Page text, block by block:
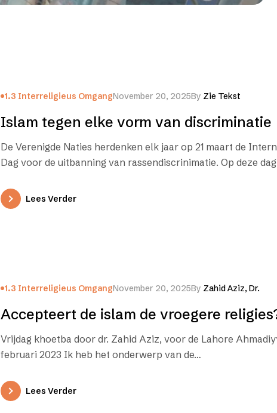
1.3 Interreligieus OmgangNovember 20, 2025By Zie Tekst
Islam tegen elke vorm van discriminatie
De Verenigde Naties herdenken elk jaar op 21 maart de
Dag voor de uitbanning van rassendiscrinimatie. Op deze
Lees Verder
1.3 Interreligieus OmgangNovember 20, 2025By Zahid Aziz, Dr.
Accepteert de islam de vroegere
Vrijdag khoetba door dr. Zahid Aziz, voor de Lahore
februari 2023 Ik heb het onderwerp van de…
Lees Verder